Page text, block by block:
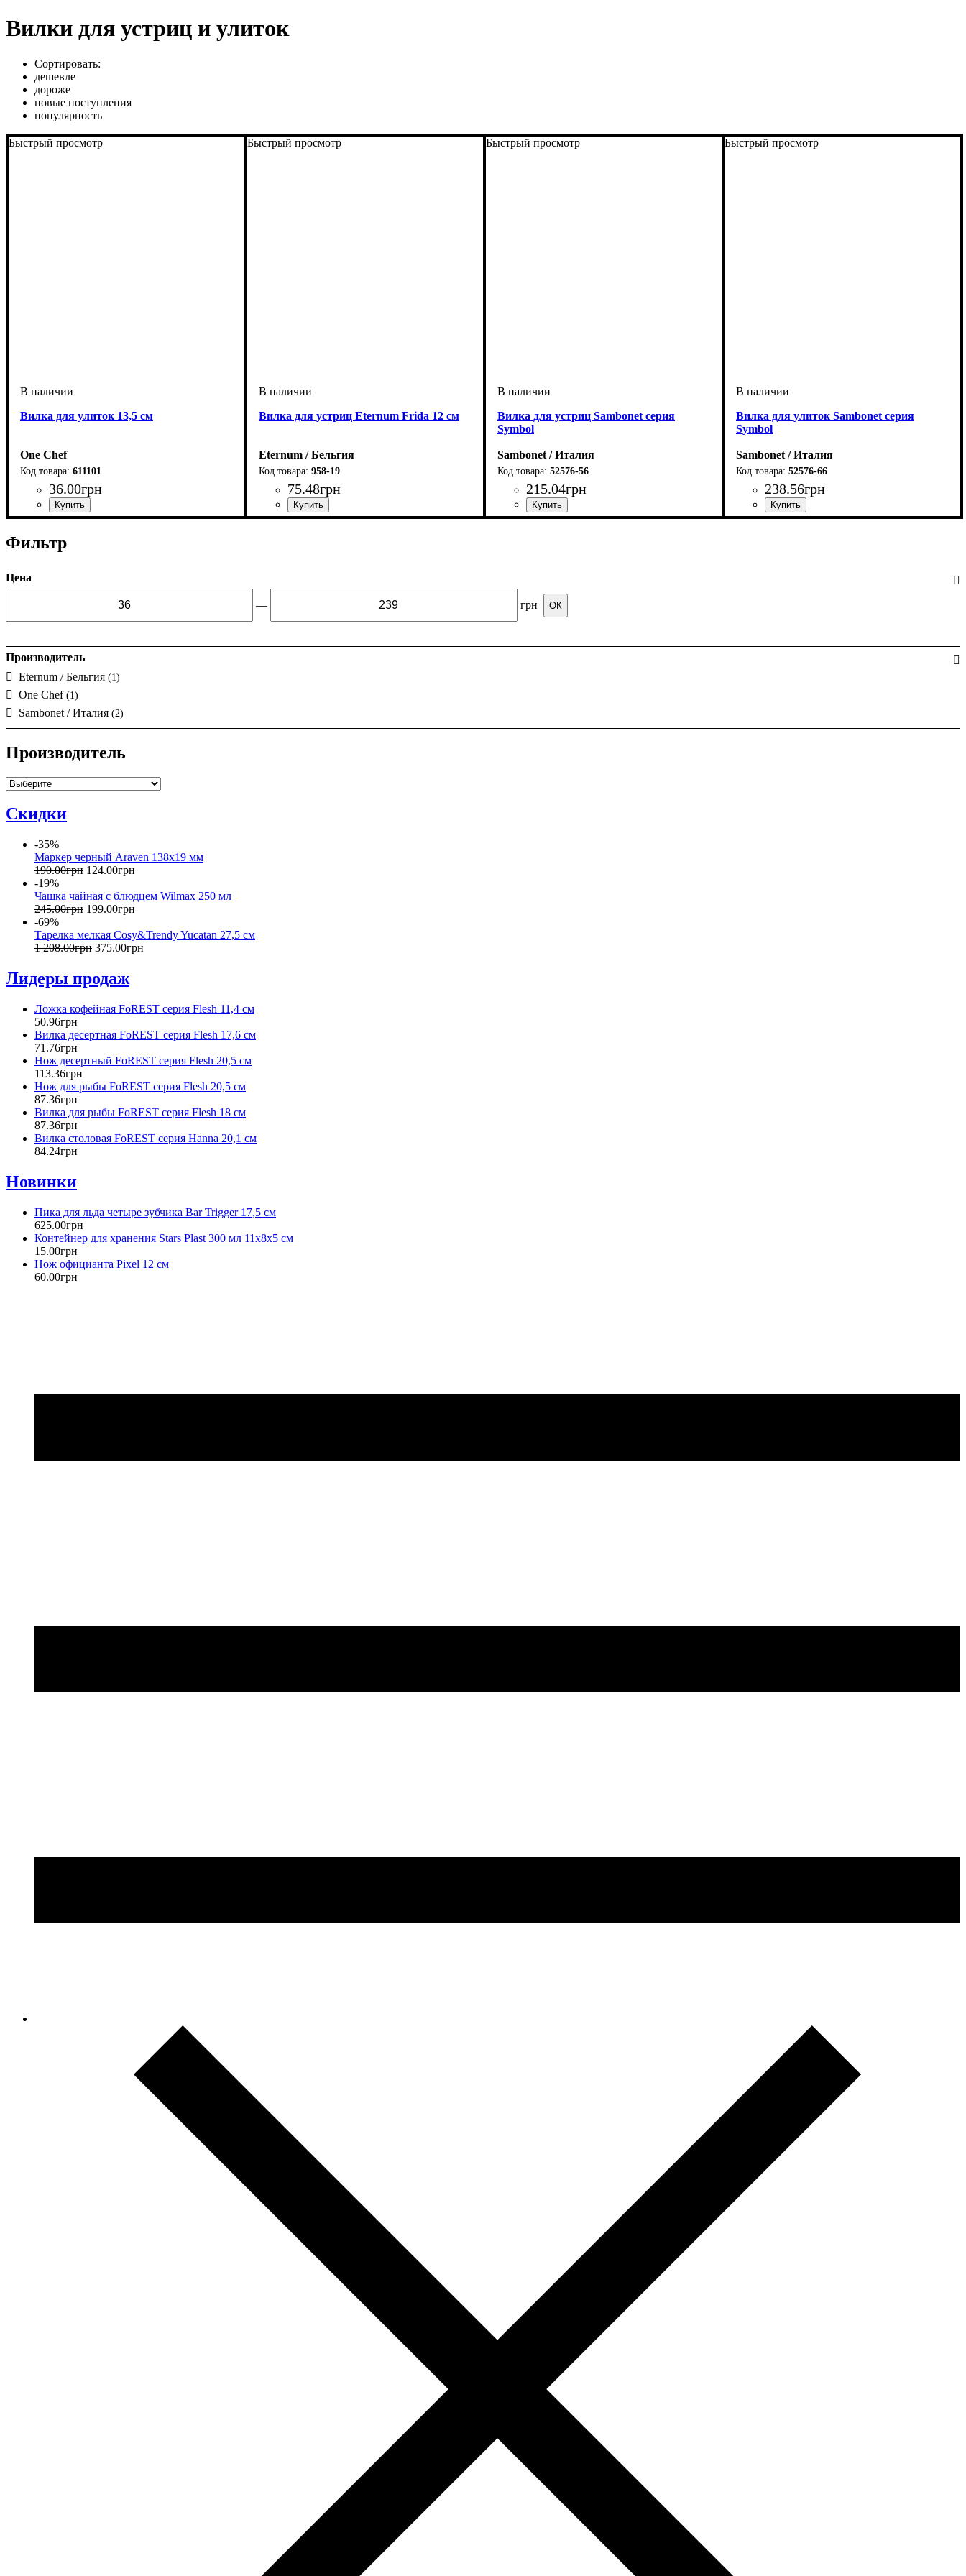
Вилки для устриц и улиток
Сортировать:
дешевле
дороже
новые поступления
популярность
Быстрый просмотр
Вилка для улиток 13,5 см
One Chef
611101
36.00грн
Быстрый просмотр
Вилка для устриц Eternum Frida 12 см
Eternum / Бельгия
958-19
75.48грн
Быстрый просмотр
Вилка для устриц Sambonet серия
Symbol
Sambonet / Италия
52576-56
215.04грн
Быстрый просмотр
Вилка для улиток Sambonet серия
Symbol
Sambonet / Италия
52576-66
238.56грн
Фильтр
Цена
— грн ОК
Производитель
Eternum / Бельгия (1)
One Chef (1)
Sambonet / Италия (2)
Производитель
Скидки
-35%
Маркер черный Araven 138х19 мм
190.00грн 124.00грн
-19%
Чашка чайная с блюдцем Wilmax 250 мл
245.00грн 199.00грн
-69%
Тарелка мелкая Cosy&Trendy Yucatan 27,5 см
1 208.00грн 375.00грн
Лидеры продаж
Ложка кофейная FoREST серия Flesh 11,4 см
50.96грн
Вилка десертная FoREST серия Flesh 17,6 см
71 .76грн
Нож десертный FoREST серия Flesh 20,5 см
113.36грн
Нож для рыбы FoREST серия Flesh 20,5 см
87.36грн
Вилка для рыбы FoREST серия Flesh 18 см
87.36грн
Вилка столовая FoREST серия Hanna 20,1 см
84.24грн
Новинки
Пика для льда четыре зубчика Bar Trigger 17,5 см
625.00грн
Контейнер для хранения Stars Plast 300 мл 11х8х5 см
15.00грн
Нож официанта Pixel 12 см
60.00грн